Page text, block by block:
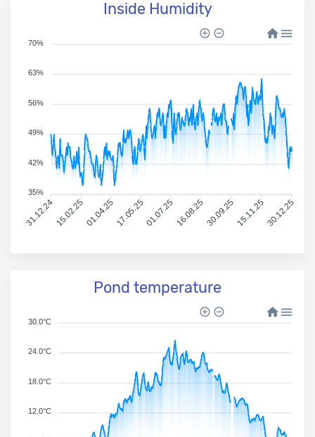
Inside Humidity
31.12.2415.02.2501.04.2517.05.2501.07.2516.08.2530.09.2515.11.2530.12.25
70%
63%
56%
49%
42%
35%
Pond temperature
30.0°C
24.0°C
18.0°C
12.0°C